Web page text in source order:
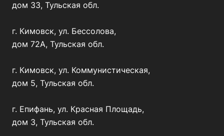
дом 33, Тульская обл.
г. Кимовск, ул. Бессолова,
дом 72А, Тульская обл.
г. Кимовск, ул. Коммунистическая,
дом 5, Тульская обл.
г. Епифань, ул. Красная Площадь,
дом 3, Тульская обл.